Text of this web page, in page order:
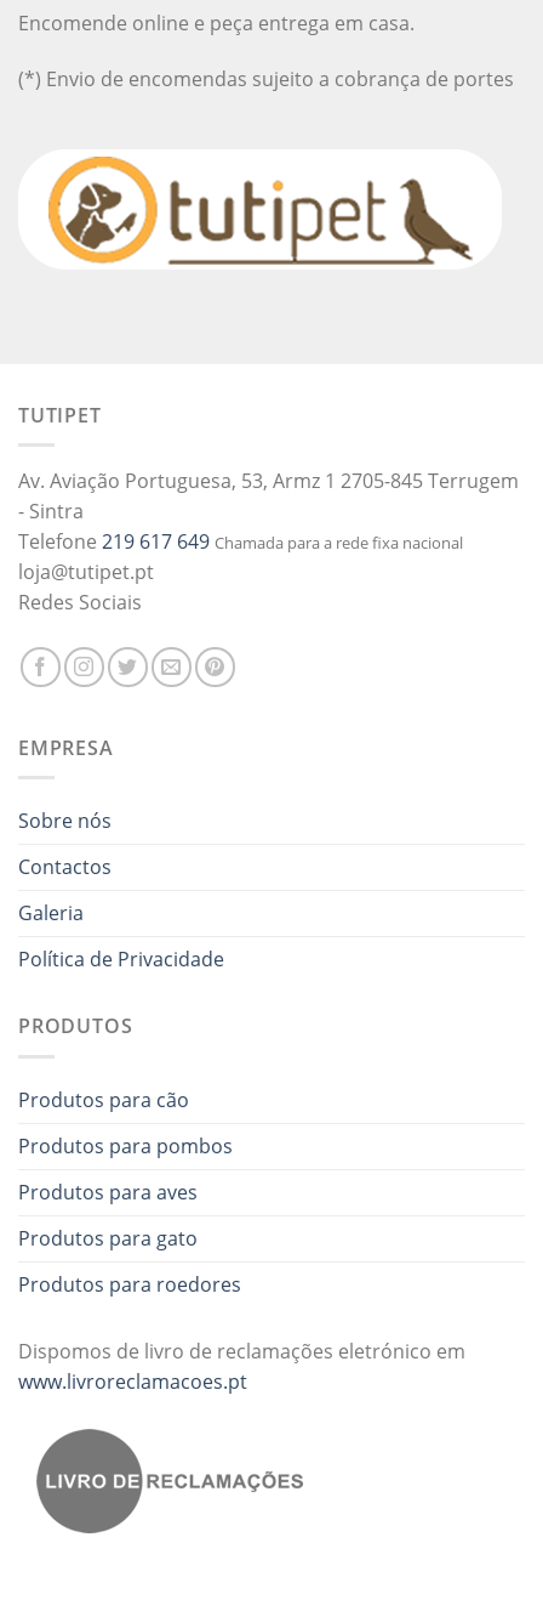
Encomende online e peça entrega em casa.
(*) Envio de encomendas sujeito a cobrança de portes
TUTIPET
Av. Aviação Portuguesa, 53, Armz 1 2705-845 Terrugem
- Sintra
Telefone 219 617 649 Chamada para a rede fixa nacional
loja@tutipet.pt
Redes Sociais
EMPRESA
Sobre nós
Contactos
Galeria
Política de Privacidade
PRODUTOS
Produtos para cão
Produtos para pombos
Produtos para aves
Produtos para gato
Produtos para roedores
Dispomos de livro de reclamações eletrónico em
www.livroreclamacoes.pt